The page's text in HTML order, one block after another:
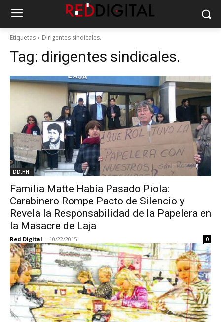
Etiquetas Dirigentes sindicales.
Tag: dirigentes sindicales.
DD.HH.
Familia Matte Había Pasado Piola:
Carabinero Rompe Pacto de Silencio y
Revela la Responsabilidad de la Papelera en
la Masacre de Laja
Red Digital - 10/22/2015 0